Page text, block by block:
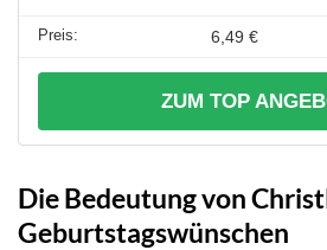
6,49 €
ZUM TOP
Die Bedeutung von
Geburtstagswünschen